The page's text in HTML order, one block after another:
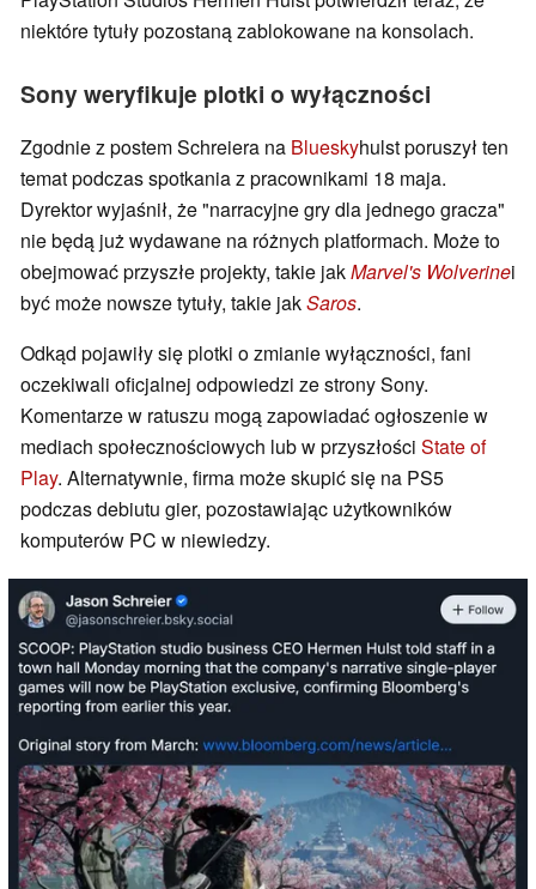
niektóre tytuły pozostaną zablokowane na konsolach.
Sony weryfikuje plotki o wyłączności
Zgodnie z postem Schreiera na Blueskyhulst poruszył ten
temat podczas spotkania z pracownikami 18 maja.
Dyrektor wyjaśnił, że "narracyjne gry dla jednego gracza"
nie będą już wydawane na różnych platformach. Może to
obejmować przyszłe projekty, takie jakMarvel's Wolverinei
być może nowsze tytuły, takie jakSaros.
Odkąd pojawiły się plotki o zmianie wyłączności, fani
oczekiwali oficjalnej odpowiedzi ze strony Sony.
Komentarze w ratuszu mogą zapowiadać ogłoszenie w
mediach społecznościowych lub w przyszłości State of
Play. Alternatywnie, firma może skupić się na PS5
podczas debiutu gier, pozostawiając użytkowników
komputerów PC w niewiedzy.